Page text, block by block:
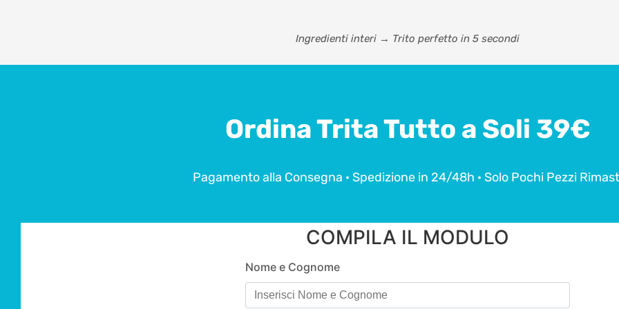
Ingredienti interi → Trito perfetto in 5 secondi
Ordina Trita Tutto a Soli 39€
Pagamento alla Consegna · Spedizione in 24/48h · Solo Pochi Pezzi